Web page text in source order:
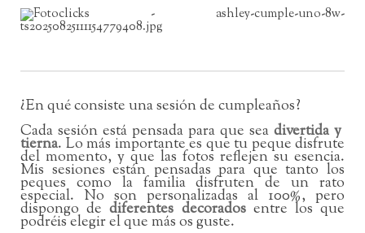
¿En qué consiste una sesión de cumpleaños?
Cada sesión está pensada para que sea divertida y
tierna. Lo más importante es que tu peque disfrute
del momento, y que las fotos reflejen su esencia.
Mis sesiones están pensadas para que tanto los
peques como la familia disfruten de un rato
especial. No son personalizadas al 100%, pero
dispongo dediferentes decoradosentre los que
podréis elegir el que más os guste.